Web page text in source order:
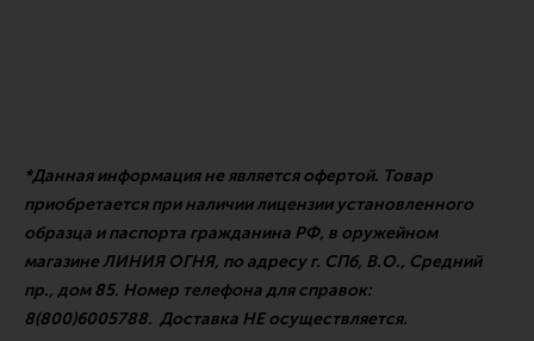
*Данная информация не является офертой. Товар
приобретается при наличии лицензии установленного
образца и паспорта гражданина РФ, в оружейном
магазине ЛИНИЯ ОГНЯ, по адресу г. СПб, В.О., Средний
пр., дом 85. Номер телефона для справок:
8(800)6005788. Доставка НЕ осуществляется.